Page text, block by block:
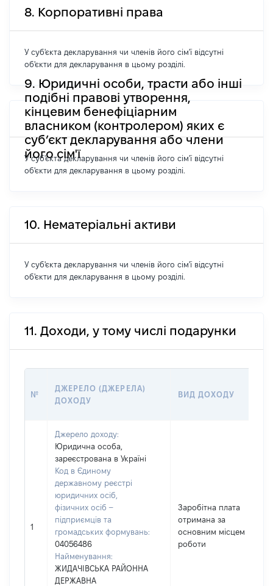
8. Корпоративні права
У суб'єкта декларування чи членів його сім'ї відсутні
об'єкти для декларування в цьому розділі.
9. Юридичні особи, трасти або інші
подібні правові утворення,
кінцевим бенефіціарним
власником (контролером) яких є
суб’єкт декларування або члени
його сім'ї
У суб'єкта декларування чи членів його сім'ї відсутні
об'єкти для декларування в цьому розділі.
10. Нематеріальні активи
У суб'єкта декларування чи членів його сім'ї відсутні
об'єкти для декларування в цьому розділі.
11. Доходи, у тому числі подарунки
№
ДЖЕРЕЛО (ДЖЕРЕЛА)
ДОХОДУ
ВИД ДОХОДУ
1
Джерело доходу:
Юридична особа,
зареєстрована в Україні
Код в Єдиному
державному реєстрі
юридичних осіб,
фізичних осіб –
підприємців та
громадських формувань:
04056486
Найменування:
ЖИДАЧІВСЬКА РАЙОННА
ДЕРЖАВНА
Заробітна плата
отримана за
основним місцем
роботи